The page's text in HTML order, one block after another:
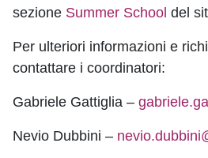
sezione Summer School del
Per ulteriori informazioni e
contattare i coordinatori:
Gabriele Gattiglia –
Nevio Dubbini –